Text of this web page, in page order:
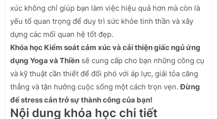
xúc không chỉ giúp bạn làm việc hiệu quả hơn mà còn là
yếu tố quan trọng để duy trì sức khỏe tinh thần và xây
dựng các mối quan hệ tốt đẹp.
Khóa học Kiểm soát cảm xúc và cải thiện giấc ngủ ứng
dụng Yoga và Thiền sẽ cung cấp cho bạn những công cụ
và kỹ thuật cần thiết để đối phó với áp lực, giải tỏa căng
thẳng và tận hưởng cuộc sống một cách trọn vẹn.Đừng
để stress cản trở sự thành công của bạn!
Nội dung khóa học chi tiết